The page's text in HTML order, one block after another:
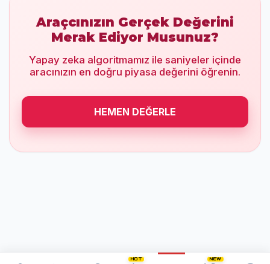
HOT NEW
Araçcınızın Gerçek Değerini
Merak Ediyor Musunuz?
Yapay zeka algoritmamız ile saniyeler içinde
aracınızın en doğru piyasa değerini öğrenin.
HEMEN DEĞERLE